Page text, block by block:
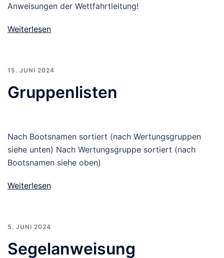
Anweisungen der Wettfahrtleitung!
Weiterlesen
15. JUNI 2024
Gruppenlisten
Nach Bootsnamen sortiert (nach Wertungsgruppen
siehe unten) Nach Wertungsgruppe sortiert (nach
Bootsnamen siehe oben)
Weiterlesen
5. JUNI 2024
Segelanweisung